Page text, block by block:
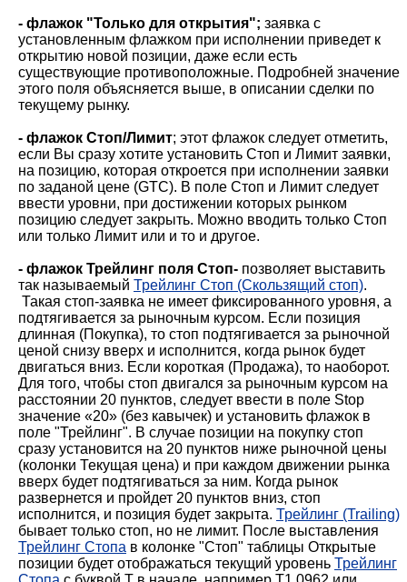
- флажок "Только для открытия"; заявка с
установленным флажком при исполнении приведет к
открытию новой позиции, даже если есть
существующие противоположные. Подробней значение
этого поля объясняется выше, в описании сделки по
текущему рынку.
- флажок Стоп/Лимит; этот флажок следует отметить,
если Вы сразу хотите установить Стоп и Лимит заявки,
на позицию, которая откроется при исполнении заявки
по заданой цене (GTC). В поле Стоп и Лимит следует
ввести уровни, при достижении которых рынком
позицию следует закрыть. Можно вводить только Стоп
или только Лимит или и то и другое.
- флажок Трейлинг поля Стоп- позволяет выставить
так называемый Трейлинг Стоп (Скользящий стоп).
Такая стоп-заявка не имеет фиксированного уровня, а
подтягивается за рыночным курсом. Если позиция
длинная (Покупка), то стоп подтягивается за рыночной
ценой снизу вверх и исполнится, когда рынок будет
двигаться вниз. Если короткая (Продажа), то наоборот.
Для того, чтобы стоп двигался за рыночным курсом на
расстоянии 20 пунктов, следует ввести в поле Stop
значение «20» (без кавычек) и установить флажок в
поле "Трейлинг". В случае позиции на покупку стоп
сразу установится на 20 пунктов ниже рыночной цены
(колонки Текущая цена) и при каждом движении рынка
вверх будет подтягиваться за ним. Когда рынок
развернется и пройдет 20 пунктов вниз, стоп
исполнится, и позиция будет закрыта. Трейлинг (Trailing)
бывает только стоп, но не лимит. После выставления
Трейлинг Стопа в колонке "Стоп" таблицы Открытые
позиции будет отображаться текущий уровень Трейлинг